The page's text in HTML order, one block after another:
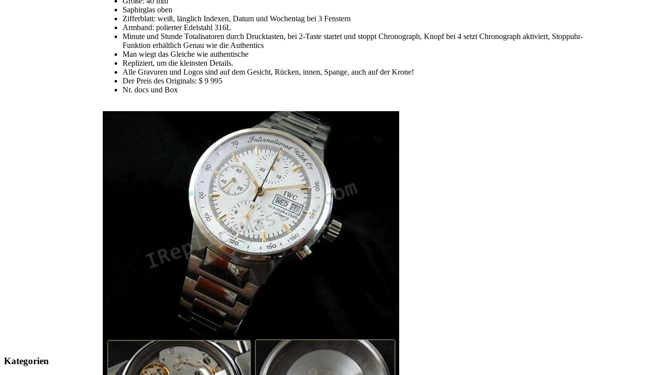
Kategorien
Saphirglas oben
Zifferblatt: weiß, länglich Indexen, Datum und Wochentag bei 3 Fenstern
Armband: polierter Edelstahl 316L
Minute und Stunde Totalisatoren durch Drucktasten, bei 2-Taste startet und stoppt Chronograph, Knopf bei 4 setzt Chronograph aktiviert, Stoppuhr-
Funktion erhältlich Genau wie die Authentics
Man wiegt das Gleiche wie authentische
Repliziert, um die kleinsten Details.
Alle Gravuren und Logos sind auf dem Gesicht, Rücken, innen, Spange, auch auf der Krone!
Der Preis des Originals: $ 9 995
Nr. docs und Box